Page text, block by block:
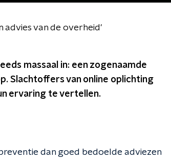
van de overheid'
massaal in: een zogenaamde
Slachtoffers van online oplichting
ervaring te vertellen.
dan goed bedoelde adviezen